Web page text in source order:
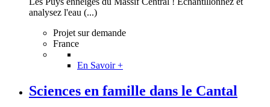
analysez l'eau (...)
Projet sur demande
France
En Savoir +
Sciences en famille dans le Cantal